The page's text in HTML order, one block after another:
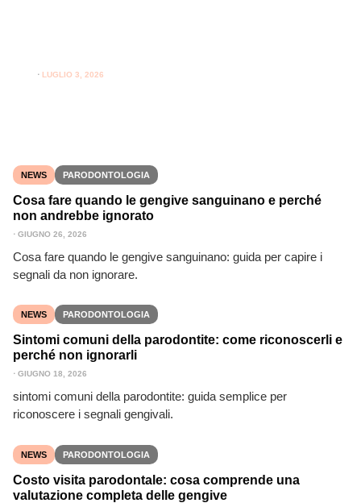
⋅ LUGLIO 3, 2026
NEWS PARODONTOLOGIA
Cosa fare quando le gengive sanguinano e perché
non andrebbe ignorato
⋅ GIUGNO 26, 2026
Cosa fare quando le gengive sanguinano: guida per capire i
segnali da non ignorare.
NEWS PARODONTOLOGIA
Sintomi comuni della parodontite: come riconoscerli e
perché non ignorarli
⋅ GIUGNO 18, 2026
sintomi comuni della parodontite: guida semplice per
riconoscere i segnali gengivali.
NEWS PARODONTOLOGIA
Costo visita parodontale: cosa comprende una
valutazione completa delle gengive